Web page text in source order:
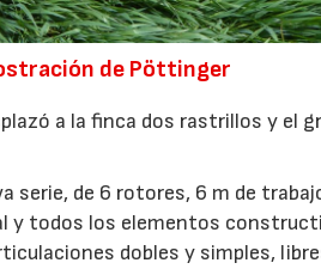
de Pöttinger
a la finca dos rastrillos y el
serie, de 6 rotores, 6 m de
y todos los elementos
dobles y simples,